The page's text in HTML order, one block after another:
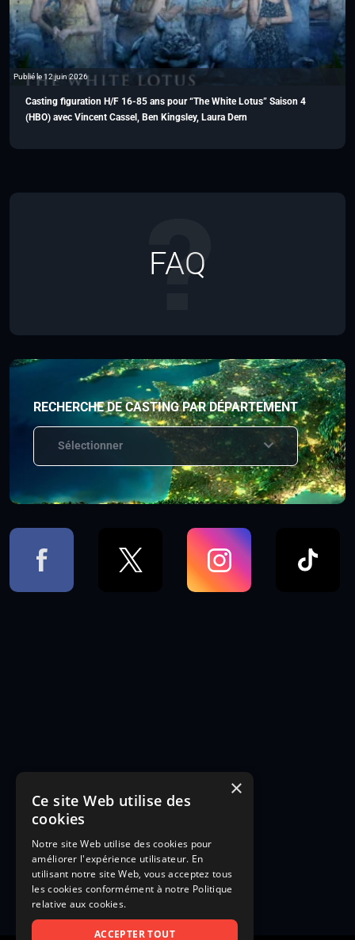
Publié le 12 juin 2026
Casting figuration H/F 16-85 ans pour “The White Lotus” Saison 4
(HBO) avec Vincent Cassel, Ben Kingsley, Laura Dern
FAQ
RECHERCHE DE CASTING PAR DÉPARTEMENT
Sélectionner
×
Ce site Web utilise des
cookies
Notre site Web utilise des cookies pour
améliorer l'expérience utilisateur. En
utilisant notre site Web, vous acceptez tous
les cookies conformément à notre Politique
relative aux cookies.
ACCEPTER TOUT